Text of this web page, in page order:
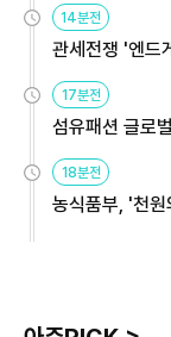
14분전
관세전쟁 '엔드
17분전
섬유패션 글로
18분전
농식품부, '천